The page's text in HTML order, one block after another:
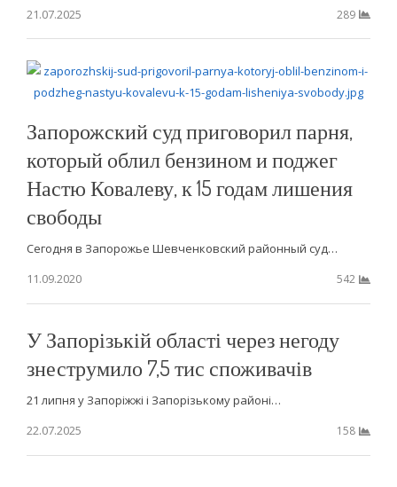
21.07.2025 289
Запорожский суд приговорил парня,
который облил бензином и поджег
Настю Ковалеву, к 15 годам лишения
свободы
Сегодня в Запорожье Шевченковский районный суд…
11.09.2020
542
У Запорізькій області через негоду
знеструмило 7,5 тис споживачів
21 липня у Запоріжжі і Запорізькому районі…
22.07.2025
158